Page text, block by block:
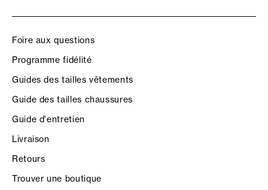
Foire aux questions
Programme fidélité
Guides des tailles vêtements
Guide des tailles chaussures
Guide d'entretien
Livraison
Retours
Trouver une boutique